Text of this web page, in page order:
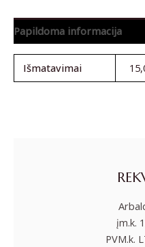
Papildoma informacija
Išmatavimai
įm.k.
PVM.k.